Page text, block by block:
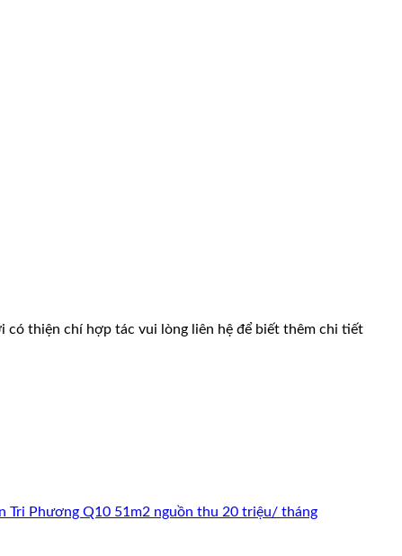
có thiện chí hợp tác vui lòng liên hệ để biết thêm chi tiết